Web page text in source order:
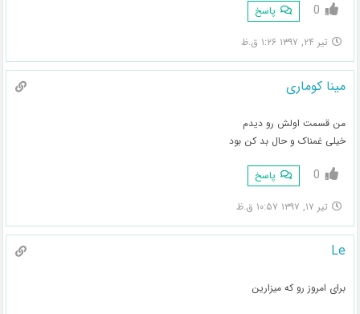
0 پاسخ
تیر ۲۴, ۱۳۹۷ ۱:۲۶ ق.ظ
مینا کوماری
من قسمت اولش رو دیدم
خیلی غمناک و حال بد کن بود
0 پاسخ
تیر ۱۷, ۱۳۹۷ ۱۰:۵۷ ق.ظ
Le
برای امروز رو که میزارین